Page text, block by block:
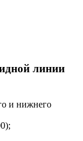
линии
и нижнего